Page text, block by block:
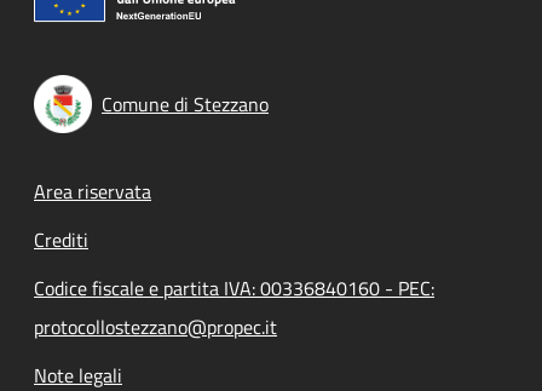
Comune di Stezzano
Footer menu
Area riservata
Crediti
Codice fiscale e partita IVA: 00336840160 - PEC:
protocollostezzano@propec.it
Note legali